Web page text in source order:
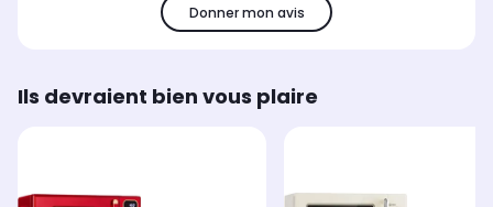
Donner mon avis
Ils devraient bien vous plaire